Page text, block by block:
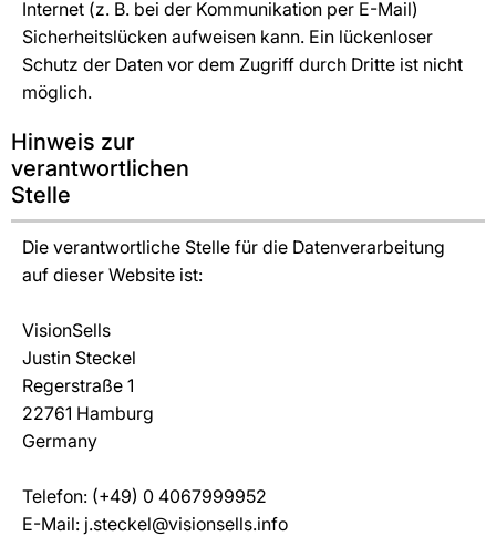
Internet (z. B. bei der Kommunikation per E-Mail)
Sicherheitslücken aufweisen kann. Ein lückenloser
Schutz der Daten vor dem Zugriff durch Dritte ist nicht
möglich.
Hinweis zur
verantwortlichen
Stelle
Die verantwortliche Stelle für die Datenverarbeitung
auf dieser Website ist:
VisionSells
Justin Steckel
Regerstraße 1
22761 Hamburg
Germany
Telefon: (+49) 0 4067999952
E-Mail: j.steckel@visionsells.info